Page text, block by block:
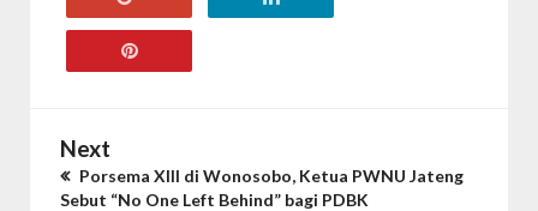
Next
Porsema XIII di Wonosobo, Ketua PWNU Jateng
Sebut “No One Left Behind” bagi PDBK